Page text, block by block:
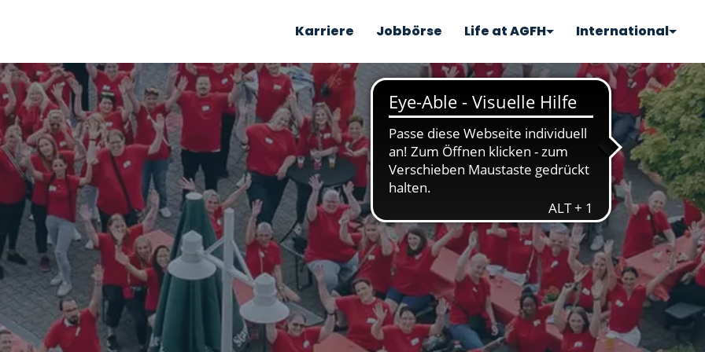
Karriere Jobbörse Life at AGFH International